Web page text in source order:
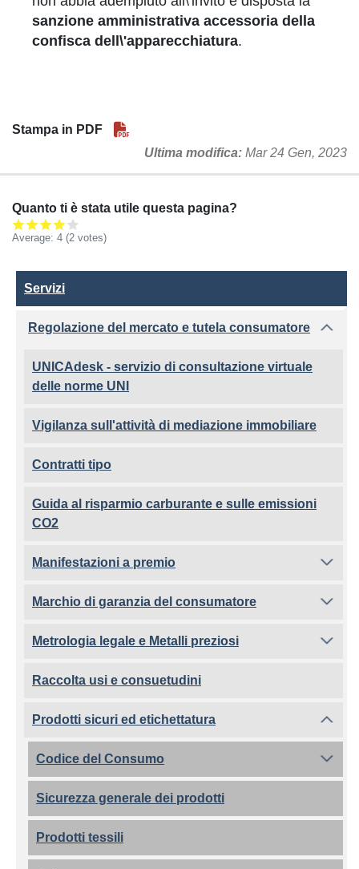
sanzione amministrativa accessoria della
confisca dell\'apparecchiatura.
Stampa in PDF
Ultima modifica Mar 24 Gen, 2023
Quanto ti è stata utile questa pagina?
Average: 4 (2 votes)
Servizi
Servizi
Regolazione del mercato e tutela consumatore
UNICAdesk - servizio di consultazione virtuale
delle norme UNI
Vigilanza sull'attività di mediazione immobiliare
Contratti tipo
Guida al risparmio carburante e sulle emissioni
CO2
Manifestazioni a premio
Marchio di garanzia del consumatore
Metrologia legale e Metalli preziosi
Raccolta usi e consuetudini
Prodotti sicuri ed etichettatura
Codice del Consumo
Sicurezza generale dei prodotti
Prodotti tessili